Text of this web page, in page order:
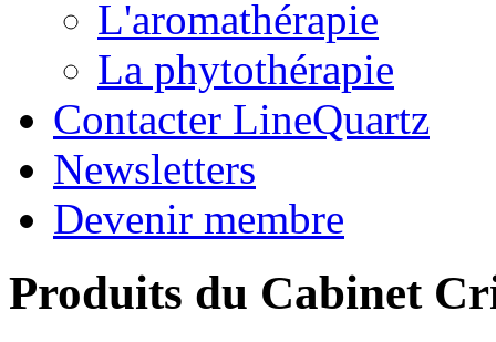
L'aromathérapie
La phytothérapie
Contacter LineQuartz
Newsletters
Devenir membre
Produits du Cabinet